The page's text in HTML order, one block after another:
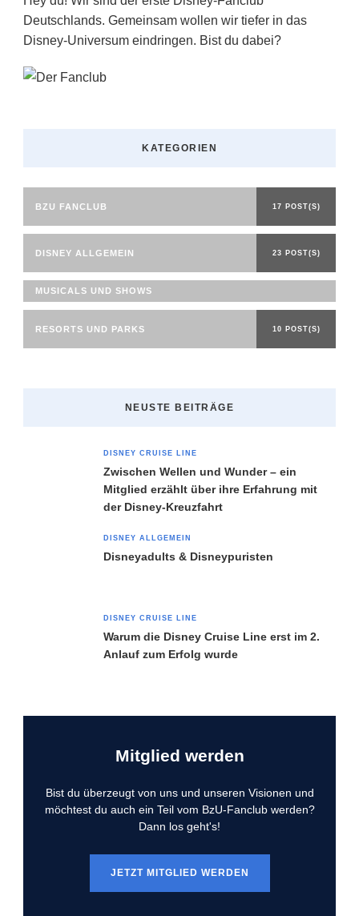
Deutschlands. Gemeinsam wollen wir tiefer in das
Disney-Universum eindringen. Bist du dabei?
KATEGORIEN
BZU FANCLUB 17 POST(S)
DISNEY ALLGEMEIN 23 POST(S)
MUSICALS UND SHOWS
RESORTS UND PARKS 10 POST(S)
NEUSTE BEITRÄGE
DISNEY CRUISE LINE
Zwischen Wellen und Wunder – ein
Mitglied erzählt über ihre Erfahrung mit
der Disney-Kreuzfahrt
DISNEY ALLGEMEIN
Disneyadults & Disneypuristen
DISNEY CRUISE LINE
Warum die Disney Cruise Line erst im 2.
Anlauf zum Erfolg wurde
Mitglied werden
Bist du überzeugt von uns und unseren Visionen und
möchtest du auch ein Teil vom BzU-Fanclub werden?
Dann los geht's!
JETZT MITGLIED WERDEN